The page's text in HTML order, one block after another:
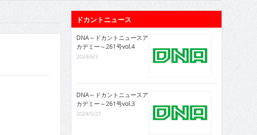
ドカントニュース
DNA～ドカントニュースア
カデミー～261号vol.4
2024/6/3
DNA～ドカントニュースア
カデミー～261号vol.3
2024/5/27